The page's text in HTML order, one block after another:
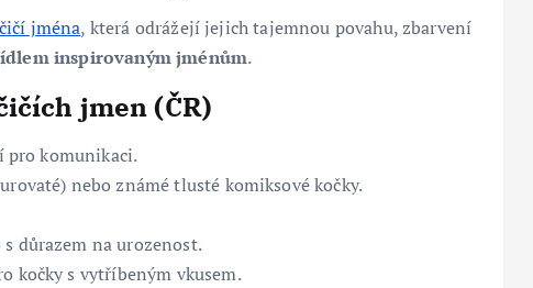
jména, která odrážejí jejich tajemnou povahu, zbarvení
inspirovaným jménům.
jmen (ČR)
pro komunikaci.
nebo známé tlusté komiksové kočky.
důrazem na urozenost.
kočky s vytříbeným vkusem.